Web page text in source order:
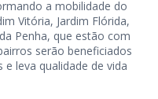
a mobilidade do
Vitória, Jardim Flórida,
Penha, que estão com
serão beneficiados
leva qualidade de vida